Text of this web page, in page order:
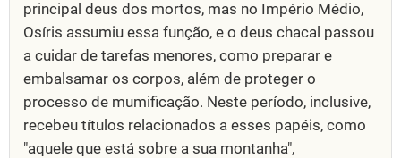
principal deus dos mortos, mas no Império Médio,
Osíris assumiu essa função, e o deus chacal passou
a cuidar de tarefas menores, como preparar e
embalsamar os corpos, além de proteger o
processo de mumificação. Neste período, inclusive,
recebeu títulos relacionados a esses papéis, como
"aquele que está sobre a sua montanha",